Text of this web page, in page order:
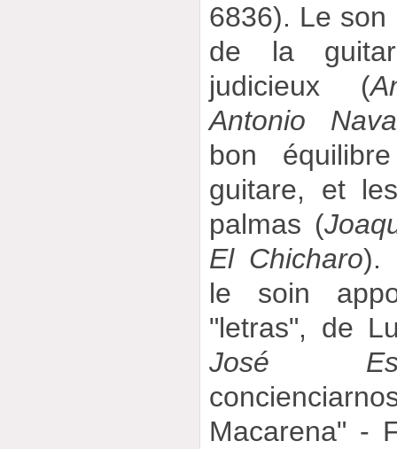
6836). Le son
de la
judicieux (
Antonio
bon
guitare, et
palmas (
El Chicharo).
le soin
"letras", de
José
Macarena" -